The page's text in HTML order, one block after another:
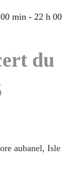
min - 22 h 00
du
aubanel, Isle